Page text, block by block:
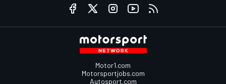
Motor1.com
Motorsportjobs.com
Autosport.com